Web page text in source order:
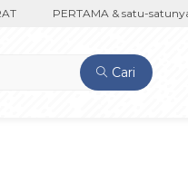
PERTAMA & satu-satunya
Cari